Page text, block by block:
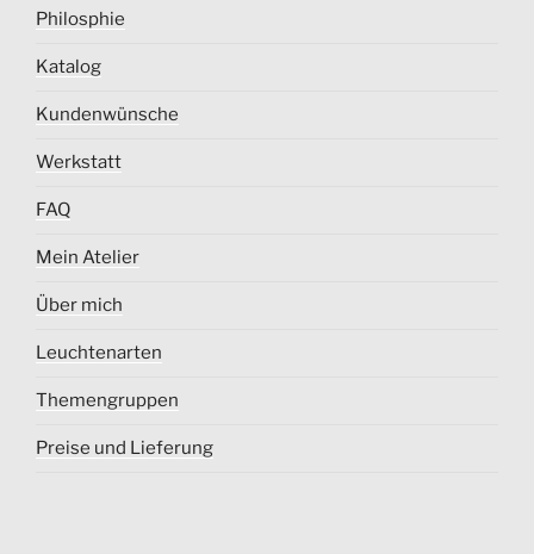
Philosphie
Katalog
Kundenwünsche
Werkstatt
FAQ
Mein Atelier
Über mich
Leuchtenarten
Themengruppen
Preise und Lieferung